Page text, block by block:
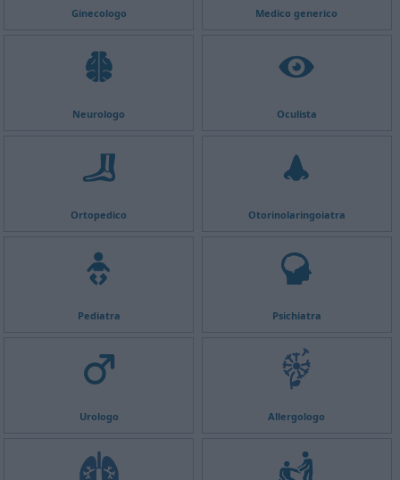
Ginecologo Medico generico
Neurologo Oculista
Ortopedico Otorinolaringoiatra
Pediatra Psichiatra
Urologo Allergologo